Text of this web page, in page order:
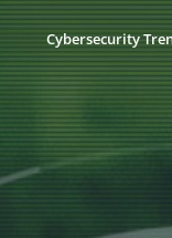
Cybersecurity